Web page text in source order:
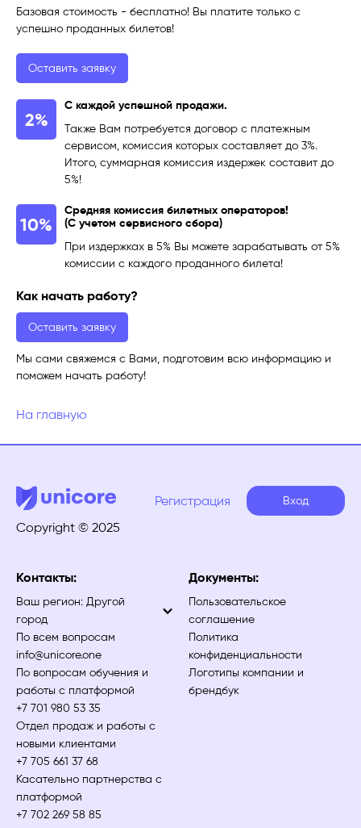
Базовая стоимость - бесплатно! Вы платите только с
успешно проданных билетов!
Оставить заявку
2%
С каждой успешной продажи.
Также Вам потребуется договор с платежным
сервисом, комиссия которых составляет до 3%.
Итого, суммарная комиссия издержек составит до
5%!
10%
Средняя комиссия билетных операторов!
(С учетом сервисного сбора)
При издержках в 5% Вы можете зарабатывать от 5%
комиссии с каждого проданного билета!
Как начать работу?
Оставить заявку
Мы сами свяжемся с Вами, подготовим всю информацию и
поможем начать работу!
На главную
Copyright © 2025
Регистрация Вход
Контакты:
Ваш регион: Другой
город
По всем вопросам
info@unicore.one
По вопросам обучения и
работы с платформой
+7 701 980 53 35
Отдел продаж и работы с
новыми клиентами
+7 705 661 37 68
Касательно партнерства с
платформой
+7 702 269 58 85
Документы:
Пользовательское
соглашение
Политика
конфиденциальности
Логотипы компании и
брендбук